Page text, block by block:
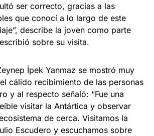
ser correcto, gracias a las
que conocí a lo largo de este
describe la joven como parte
sobre su visita.
İpek Yanmaz se mostró muy
cálido recibimiento de las personas
y al respecto señaló: “Fue una
visitar la Antártica y observar
de cerca. Visitamos la
Escudero y escuchamos sobre